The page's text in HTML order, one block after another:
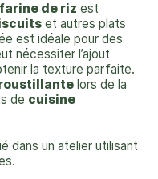
farine de riz est
et autres plats
est idéale pour des
nécessiter l’ajout
la texture parfaite.
lors de la
de cuisine
dans un atelier utilisant